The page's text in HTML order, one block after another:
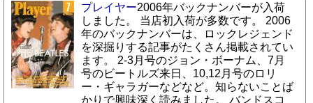
プレイヤー2006年バックナンバーが入荷
しました。 当店初入荷が多数です。 2006
年のバックナンバーは、ロックレジェンド
を深掘りする記事がたくさん掲載されてい
ます。 2-3月号のジョン・ボーナム、7月
号のビートルズ来日、10,12月号のロリ
ー・ギャラガーなどなど。知らないことば
かりで興味深く読みました。 バンドスコ